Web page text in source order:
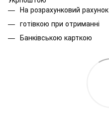
На розрахунковий рахунок
готівкою при отриманні
Банківською карткою